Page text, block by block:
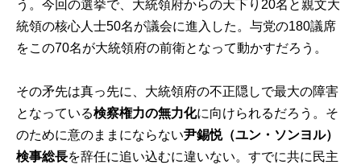
う。今回の選挙で、大統領府からの天下り20名と親文大
統領の核心人士50名が議会に進入した。与党の180議席
をこの70名が大統領府の前衛となって動かすだろう。
その矛先は真っ先に、大統領府の不正隠しで最大の障害
となっている検察権力の無力化に向けられるだろう。そ
のために意のままにならない尹錫悦（ユン・ソンヨル）
検事総長を辞任に追い込むに違いない。すでに共に民主